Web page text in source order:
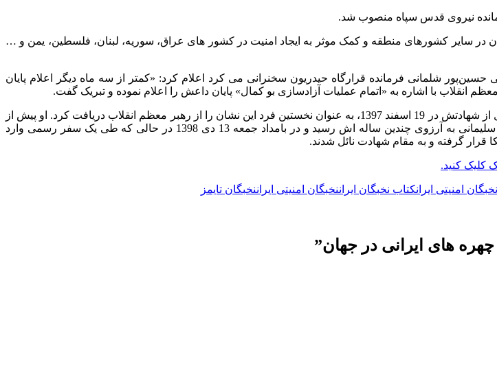
سایر کشورهای منطقه و کمک موثر به ایجاد امنیت در کشور های عراق، سوریه، لبنان، فلسطین، یمن و …
برای چهلمین روز شهادت مرتضی حسین‌پور شلمانی فرمانده قرارگاه حیدریون سخنرانی می کرد اعلام کرد: «کمتر از سه ماه دیگر اعلام پایان
عالی ترین نشان نظامی در ایران نشان ذوالفقار است که حاج قاسم سلیمانی حدود چهار ماه قبل از شهادتش در 19 اسفند 1397، به عنوان نخستین فرد این نشان را از رهبر معظم انقلاب دریافت کرد. او پیش از
این عالی ترین درجه نظامی و همچنین سه مرتبه نشان فتح دریافت نموده بود. در نهایت سردار سلیمانی به آرزوی چندین ساله اش رسید و در بامداد جمعه 13 دی 1398 در حالی که طی یک سفر رسمی وارد
قرار گرفته و به مقام شهادت نائل شدند.
کلیک کنید.
امنیتی ایرانکتاب نخبگان ایراننخبگان امنیتی ایراننخبگان تایمز
های ایرانی در جهان”